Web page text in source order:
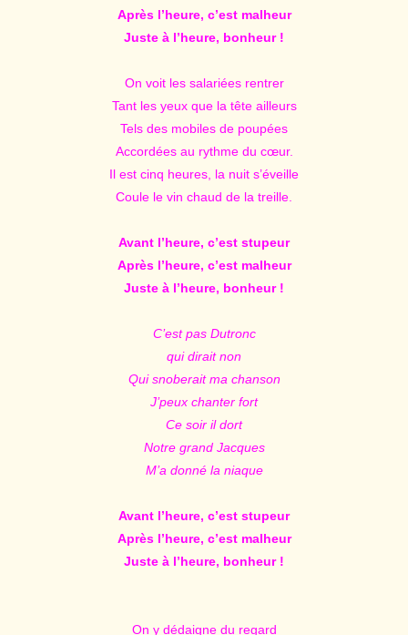
Après l’heure, c’est malheur
Juste à l’heure, bonheur !
On voit les salariées rentrer
Tant les yeux que la tête ailleurs
Tels des mobiles de poupées
Accordées au rythme du cœur.
Il est cinq heures, la nuit s’éveille
Coule le vin chaud de la treille.
Avant l’heure, c’est stupeur
Après l’heure, c’est malheur
Juste à l’heure, bonheur !
C’est pas Dutronc
qui dirait non
Qui snoberait ma chanson
J’peux chanter fort
Ce soir il dort
Notre grand Jacques
M’a donné la niaque
Avant l’heure, c’est stupeur
Après l’heure, c’est malheur
Juste à l’heure, bonheur !
On y dédaigne du regard